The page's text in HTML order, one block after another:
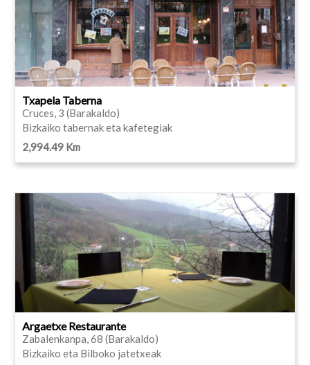
Txapela Taberna
Cruces, 3 (Barakaldo)
Bizkaiko tabernak eta kafetegiak
2,994.49 Km
Argaetxe Restaurante
Zabalenkanpa, 68 (Barakaldo)
Bizkaiko eta Bilboko jatetxeak